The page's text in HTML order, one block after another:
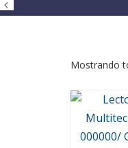
Mostrando